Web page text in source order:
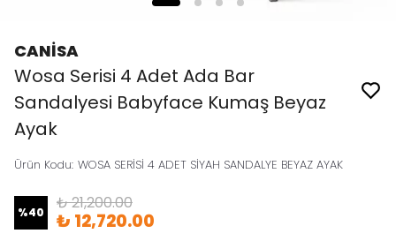
CANİSA
Wosa Serisi 4 Adet Ada Bar
Sandalyesi Babyface Kumaş Beyaz
Ayak
Ürün Kodu: WOSA SERİSİ 4 ADET SİYAH SANDALYE BEYAZ AYAK
%40 ₺ 21,200.00
₺ 12,720.00